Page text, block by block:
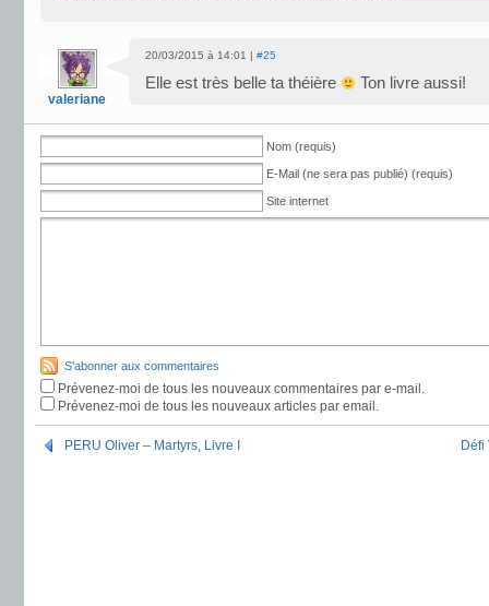
valeriane
20/03/2015 à 14:01 | #25
Elle est très belle ta théière Ton livre aussi!
Nom (requis)
E-Mail (ne sera pas publié) (requis)
Site internet
S'abonner aux commentaires
Prévenez-moi de tous les nouveaux commentaires par e-mail.
Prévenez-moi de tous les nouveaux articles par email.
PERU Oliver – Martyrs, Livre I Défi